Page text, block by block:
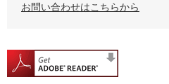
お問い合わせはこちらから